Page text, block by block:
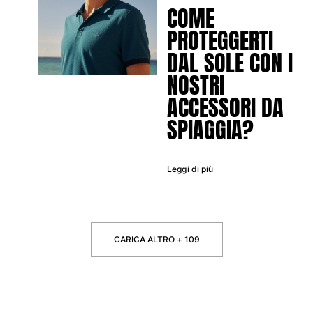
COME
PROTEGGERTI
DAL SOLE CON I
NOSTRI
ACCESSORI DA
SPIAGGIA?
Leggi di più
CARICA ALTRO + 109